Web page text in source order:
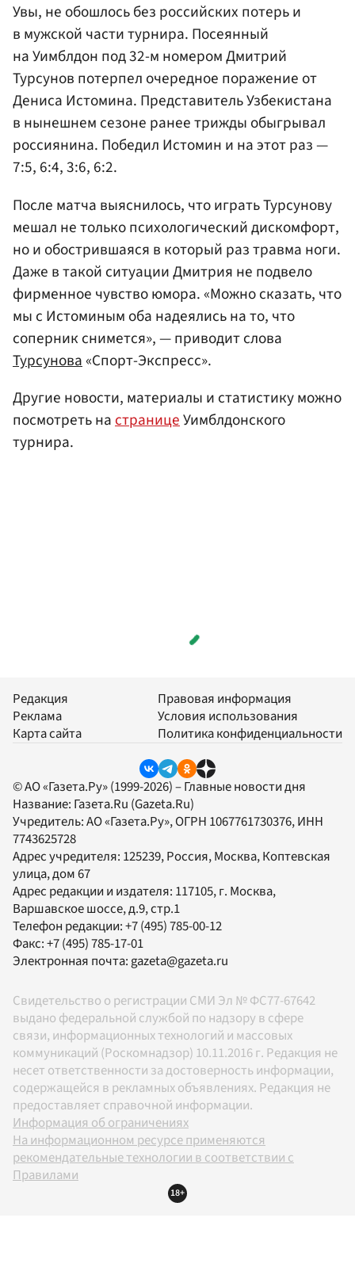
Увы, не обошлось без российских потерь и
в мужской части турнира. Посеянный
на Уимблдон под 32-м номером Дмитрий
Турсунов потерпел очередное поражение от
Дениса Истомина. Представитель Узбекистана
в нынешнем сезоне ранее трижды обыгрывал
россиянина. Победил Истомин и на этот раз —
7:5, 6:4, 3:6, 6:2.
После матча выяснилось, что играть Турсунову
мешал не только психологический дискомфорт,
но и обострившаяся в который раз травма ноги.
Даже в такой ситуации Дмитрия не подвело
фирменное чувство юмора. «Можно сказать, что
мы с Истоминым оба надеялись на то, что
соперник снимется», — приводит слова
Турсунова«Спорт-Экспресс».
Другие новости, материалы и статистику можно
посмотреть настраницеУимблдонского
турнира.
Редакция
Реклама
Карта сайта
Правовая информация
Условия использования
Политика конфиденциальности
© АО «Газета.Ру» (1999-2026) – Главные новости дня
Название: Газета.Ru (Gazeta.Ru)
Учредитель:АО «Газета.Ру», ОГРН 1067761730376, ИНН
7743625728
Адрес учредителя: 125239, Россия, Москва, Коптевская
улица, дом 67
Адрес редакции и издателя: 117105, г. Москва,
Варшавское шоссе, д.9, стр.1
Телефон редакции:+7 (495) 785-00-12
Факс:+7 (495) 785-17-01
Электронная почта: gazeta@gazeta.ru
Свидетельство о регистрации СМИ Эл № ФС77-67642
выдано федеральной службой по надзору в сфере
связи, информационных технологий и массовых
коммуникаций (Роскомнадзор) 10.11.2016 г. Редакция не
несет ответственности за достоверность информации,
содержащейся в рекламных объявлениях. Редакция не
предоставляет справочной информации.
Информация об ограничениях
На информационном ресурсе применяются
рекомендательные технологии в соответствии с
Правилами
18+